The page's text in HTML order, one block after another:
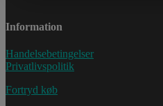
Information
Handelsebetingelser
Privatlivspolitik
Fortryd køb